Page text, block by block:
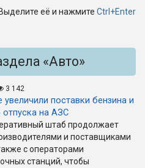
её и нажмите Ctrl+Enter
«Авто»
3 142
поставки бензина и
на АЗС
штаб продолжает
и поставщиками
с операторами
станций, чтобы